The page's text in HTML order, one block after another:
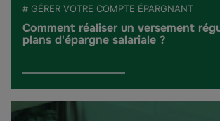
# GÉRER VOTRE COMPTE ÉPARGNANT
Comment réaliser un versement
plans d'épargne salariale ?